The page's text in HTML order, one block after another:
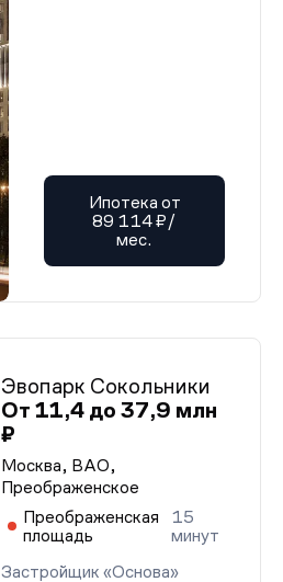
Ипотека от
89 114 ₽/
мес.
Эвопарк Сокольники
От 11,4 до 37,9 млн
₽
Москва, ВАО,
Преображенское
Преображенская
площадь
15
минут
Застройщик «Основа»